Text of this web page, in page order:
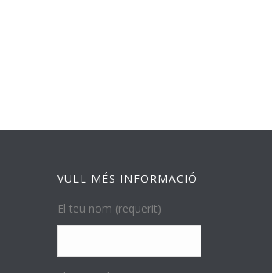
VULL MÉS INFORMACIÓ
El teu nom (requerit)